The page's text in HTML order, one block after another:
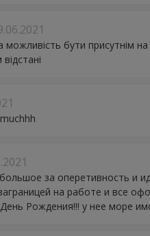
бути присутнім
за оперетивность и
на работе и все
Рождения!!! у нее море